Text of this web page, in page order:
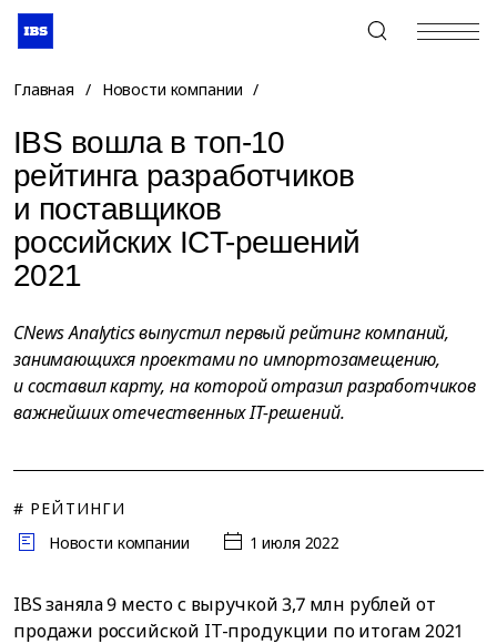
+7 (495) 967-80-80
Главная / Новости компании /
IBS вошла в топ-10
рейтинга разработчиков
и поставщиков
российских ICT-решений
2021
CNews Analytics выпустил первый рейтинг компаний,
занимающихся проектами по импортозамещению,
и составил карту, на которой отразил разработчиков
важнейших отечественных IT-решений.
# РЕЙТИНГИ
Новости компании
1 июля 2022
IBS заняла 9 место с выручкой 3,7 млн рублей от
продажи российской IT-продукции по итогам 2021